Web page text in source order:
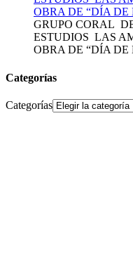
GRUPO CORAL
ESTUDIOS LAS
OBRA DE “DÍA DE
Categorías
Categorías